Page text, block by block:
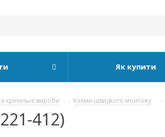
Як купити
кріпильні вироби - Клеми швидкого монтажу -
412)